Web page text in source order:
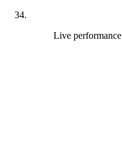
Live performance